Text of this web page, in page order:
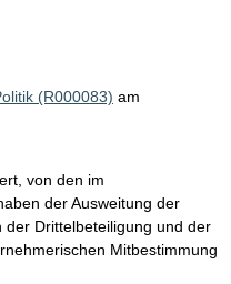
(R000083) am
von den im
der Ausweitung der
Drittelbeteiligung und der
Mitbestimmung